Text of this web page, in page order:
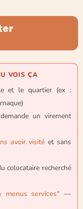
VOIS ÇA
et le quartier (ex :
un virement
avoir visité et sans
colocataire recherché
services" —